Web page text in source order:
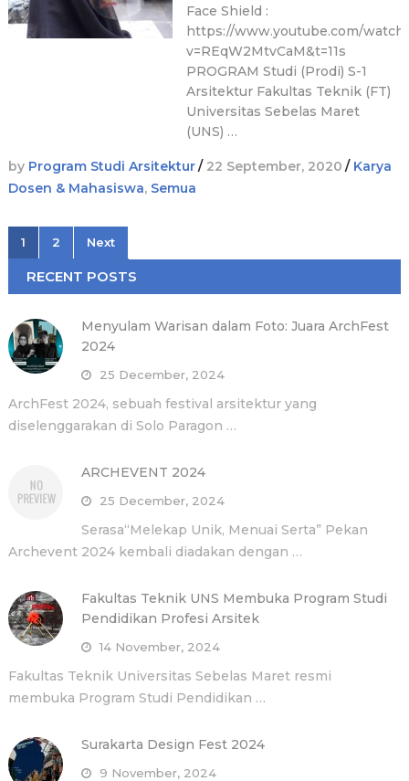
Face Shield :
https://www.youtube.com/
v=REqW2MtvCaM&t=11s
PROGRAM Studi (Prodi) S-1
Arsitektur Fakultas Teknik (FT)
Universitas Sebelas Maret
(UNS) …
by Program Studi Arsitektur/ 22 September, 2020 / Karya
Dosen & Mahasiswa, Semua
Posts
pagination
1 2 Next
RECENT POSTS
Menyulam Warisan dalam Foto: Juara ArchFest
2024
25 December, 2024
ArchFest 2024, sebuah festival arsitektur yang
diselenggarakan di Solo Paragon …
ARCHEVENT 2024
25 December, 2024
Serasa“Melekap Unik, Menuai Serta” Pekan
Archevent 2024 kembali diadakan dengan …
Fakultas Teknik UNS Membuka Program Studi
Pendidikan Profesi Arsitek
14 November, 2024
Fakultas Teknik Universitas Sebelas Maret resmi
membuka Program Studi Pendidikan …
Surakarta Design Fest 2024
9 November, 2024